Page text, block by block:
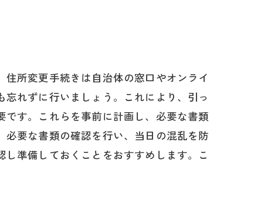
所変更手続きは自治体の窓口やオンライ
れずに行いましょう。これにより、引っ
す。これらを事前に計画し、必要な書類
要な書類の確認を行い、当日の混乱を防
準備しておくことをおすすめします。こ